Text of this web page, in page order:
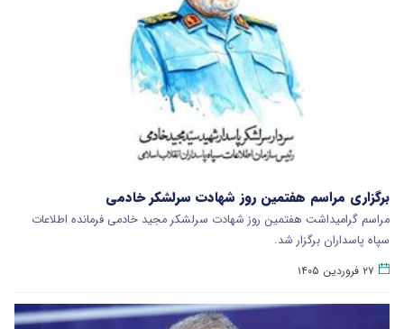
برگزاری مراسم هفتمین روز شهادت سرلشکر خادمی
مراسم گرامیداشت هفتمین روز شهادت سرلشکر مجید خادمی فرمانده اطلاعات
سپاه پاسداران برگزار شد.
۲۷ فروردین ۱۴۰۵